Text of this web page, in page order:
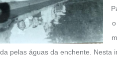
pelas águas da enchente. Nesta